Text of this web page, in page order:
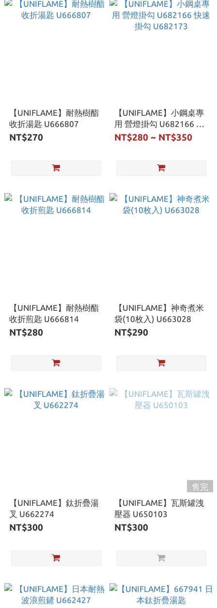
【UNIFLAME】耐熱樹酯
收折湯匙 U666807
NT$270
【UNIFLAME】小鋼桌專
用 營燈掛勾 U682166 快
速掛勾 U682173
NT$280 ~ NT$350
【UNIFLAME】耐熱樹酯
收折煎匙 U666814
NT$280
【UNIFLAME】神奇煮米
袋(10枚入) U663028
NT$290
【UNIFLAME】鈦折疊湯
叉 U662274
NT$300
售完
【UNIFLAME】瓦斯罐洩
壓器 U650103
NT$300